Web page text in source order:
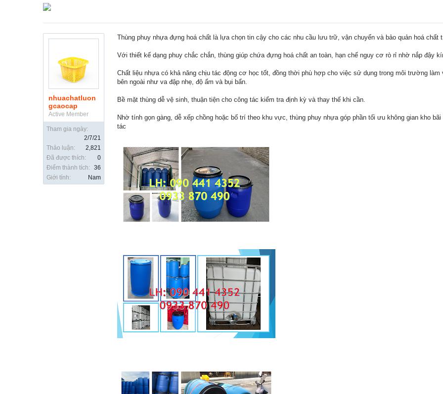
nhuachatluon
gcaocap
Active Member
Tham gia ngày:
2/7/21
Thảo luận:
2,821
Đã được thích:
0
Điểm thành tích:
36
Giới tính:
Nam
Thùng phuy nhựa đựng hoá chất là lựa chọn tin cậy cho các nhu cầu lưu trữ, vận chuyển và bảo quản hoá chất
Với thiết kế dạng phuy chắc chắn, thùng giúp chứa đựng hoá chất an toàn, hạn chế nguy cơ rò rỉ nhờ nắp đậy
Chất liệu nhựa có khả năng chịu tác động cơ học tốt, đồng thời phù hợp cho việc sử dụng trong môi trường
bên ngoài như va đập nhẹ, độ ẩm và bụi bẩn.
Bề mặt thùng dễ vệ sinh, thuận tiện cho công tác kiểm tra định kỳ và thay thế khi cần.
Nhờ tính gọn gàng, dễ xếp chồng hoặc bố trí theo khu vực, thùng phuy nhựa góp phần tối ưu không gian kho
tác